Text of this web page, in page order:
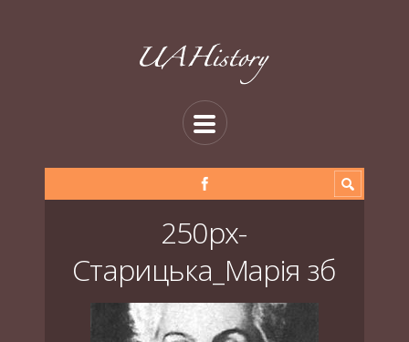
250px-
Старицька_Марія зб